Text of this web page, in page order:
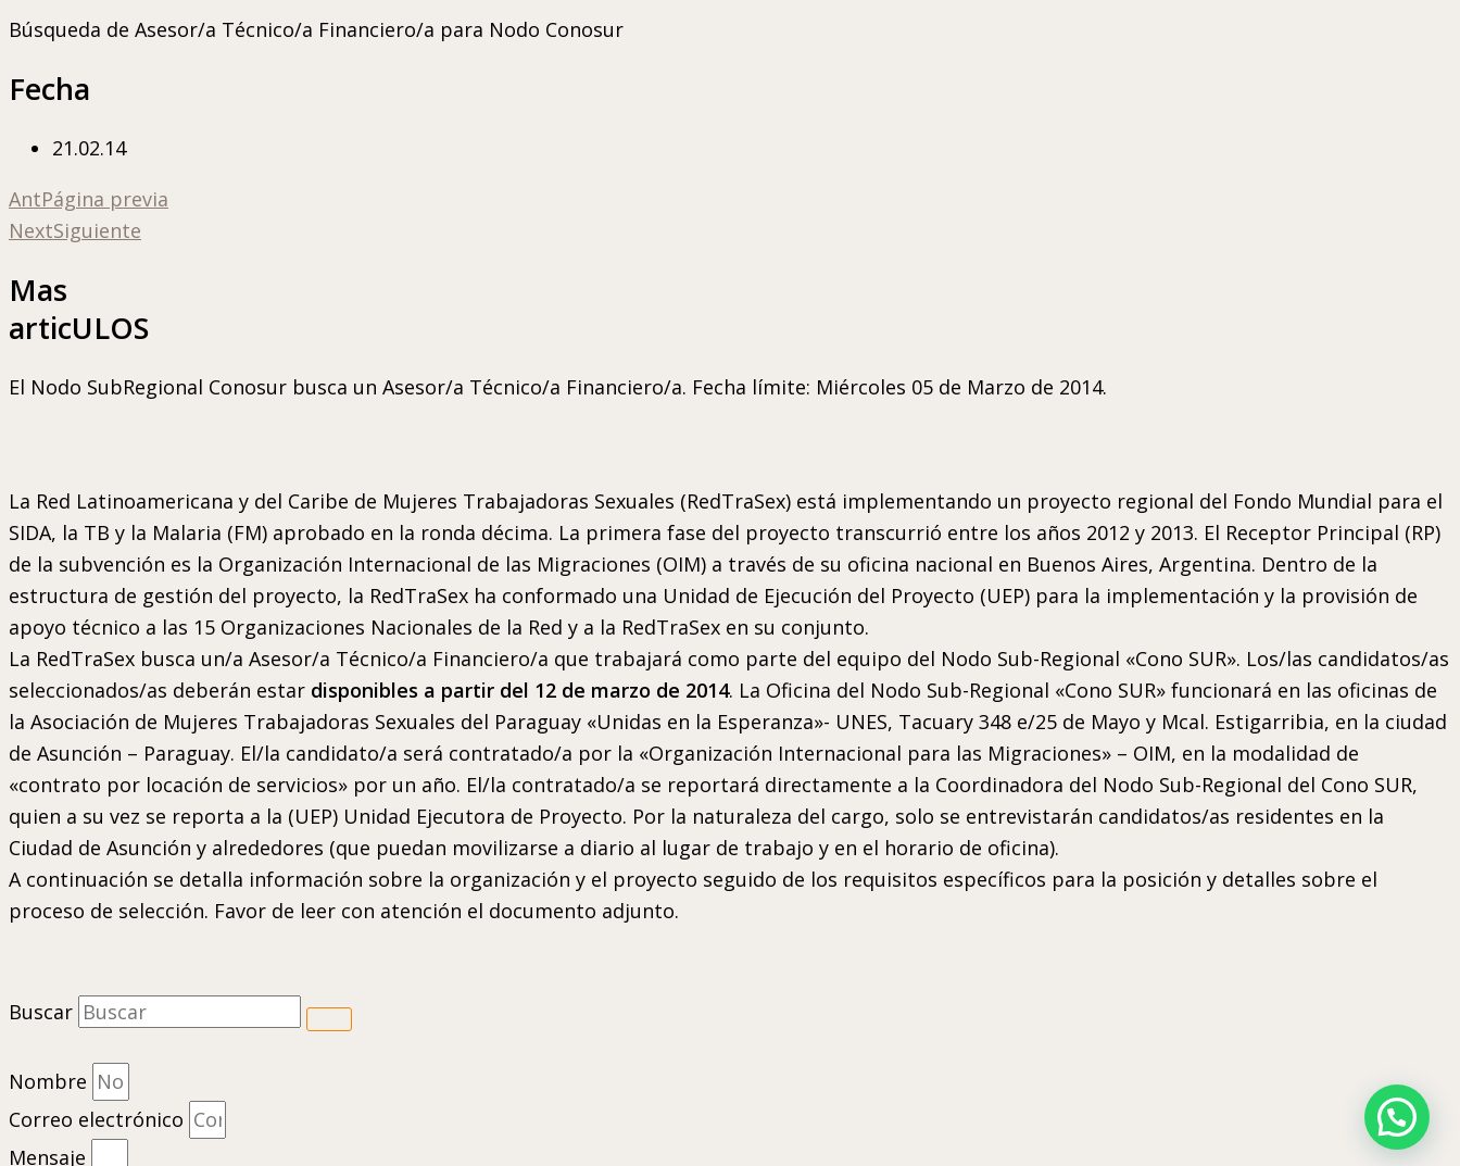
Búsqueda de Asesor/a Técnico/a Financiero/a para Nodo Conosur
Fecha
21.02.14
AntPágina previa
NextSiguiente
Mas
articULOS
El Nodo SubRegional Conosur busca un Asesor/a Técnico/a Financiero/a. Fecha límite: Miércoles 05 de Marzo de 2014.
La Red Latinoamericana y del Caribe de Mujeres Trabajadoras Sexuales (RedTraSex) está implementando un proyecto regional del Fondo Mundial para el
SIDA, la TB y la Malaria (FM) aprobado en la ronda décima. La primera fase del proyecto transcurrió entre los años 2012 y 2013. El Receptor Principal (RP)
de la subvención es la Organización Internacional de las Migraciones (OIM) a través de su oficina nacional en Buenos Aires, Argentina. Dentro de la
estructura de gestión del proyecto, la RedTraSex ha conformado una Unidad de Ejecución del Proyecto (UEP) para la implementación y la provisión de
apoyo técnico a las 15 Organizaciones Nacionales de la Red y a la RedTraSex en su conjunto.
La RedTraSex busca un/a Asesor/a Técnico/a Financiero/a que trabajará como parte del equipo del Nodo Sub-Regional «Cono SUR». Los/las candidatos/as
seleccionados/as deberán estar disponibles a partir del 12 de marzo de 2014. La Oficina del Nodo Sub-Regional «Cono SUR» funcionará en las oficinas de
la Asociación de Mujeres Trabajadoras Sexuales del Paraguay «Unidas en la Esperanza»- UNES, Tacuary 348 e/25 de Mayo y Mcal. Estigarribia, en la ciudad
de Asunción – Paraguay. El/la candidato/a será contratado/a por la «Organización Internacional para las Migraciones» – OIM, en la modalidad de
«contrato por locación de servicios» por un año. El/la contratado/a se reportará directamente a la Coordinadora del Nodo Sub-Regional del Cono SUR,
quien a su vez se reporta a la (UEP) Unidad Ejecutora de Proyecto. Por la naturaleza del cargo, solo se entrevistarán candidatos/as residentes en la
Ciudad de Asunción y alrededores (que puedan movilizarse a diario al lugar de trabajo y en el horario de oficina).
A continuación se detalla información sobre la organización y el proyecto seguido de los requisitos específicos para la posición y detalles sobre el
proceso de selección. Favor de leer con atención el documento adjunto.
Buscar
Nombre
Correo electrónico
Mensaje